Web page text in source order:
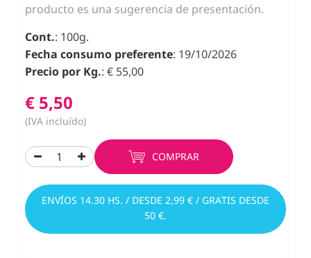
producto es una sugerencia de presentación.
Cont.: 100g.
Fecha consumo preferente: 19/10/2026
Precio por Kg.: € 55,00
€ 5,50
(IVA incluído)
COMPRAR
ENVÍOS 14.30 HS. / DESDE 2,99 € / GRATIS DESDE
50 €.